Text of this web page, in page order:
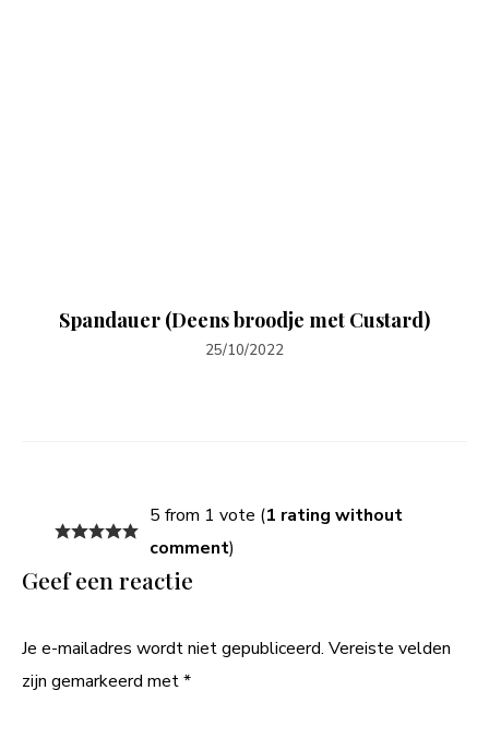
Spandauer (Deens broodje met Custard)
25/10/2022
5 from 1 vote (1 rating without
comment)
Geef een reactie
Je e-mailadres wordt niet gepubliceerd. Vereiste velden
zijn gemarkeerd met*